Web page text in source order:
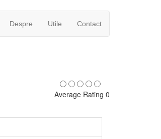
Despre Utile Contact
Average Rating 0